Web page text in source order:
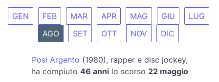
GEN FEB MAR APR MAG GIU
LUG
AGO
SET OTT NOV DIC
Posi Argento (1980), rapper e disc jockey,
ha compiuto 46 annilo scorso 22 maggio